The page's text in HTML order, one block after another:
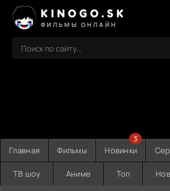
KINOGO.SK
ФИЛЬМЫ ОНЛАЙН
Главная Фильмы Новинки
3
ТВ шоу Аниме Топ